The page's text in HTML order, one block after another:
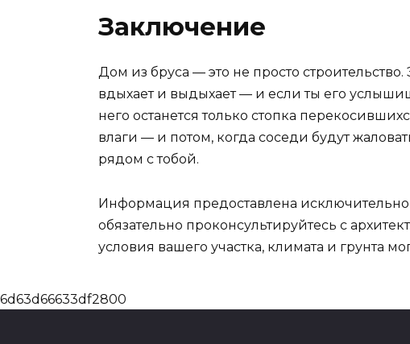
Заключение
Дом из бруса — это не просто
вдыхает и выдыхает — и если ты его
него останется только стопка
влаги — и потом, когда соседи будут
рядом с тобой.
Информация предоставлена
обязательно проконсультируйтесь с
условия вашего участка, климата и грунта
6d63d66633df2800